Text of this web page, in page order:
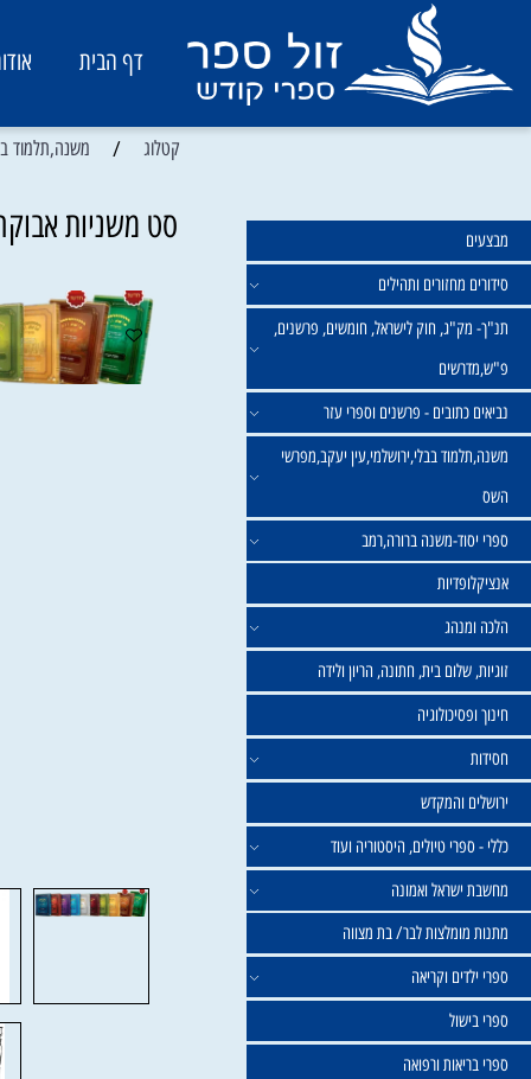
דף הבית
ותהילים
חוק לישראל, חומשים, פרשנים,
- פרשנים וספרי עזר
בבלי,ירושלמי,עין יעקב,מפרשי
משנה ברורה,רמב
בית, חתונה, הריון ולידה
והמקדש
טיולים, היסטוריה ועוד
ואמונה
לבר/ בת מצווה
וקריאה
/ משנה,תלמוד
סט משניות אבוקה מצויירות 12